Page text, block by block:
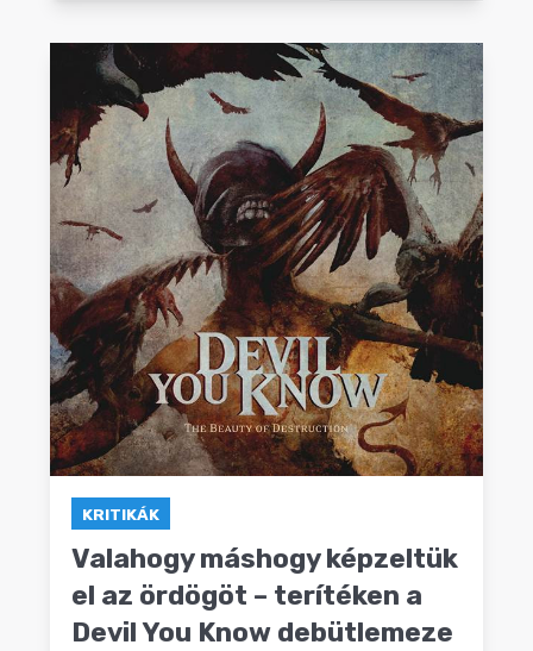
KRITIKÁK
Valahogy máshogy képzeltük
el az ördögöt – terítéken a
Devil You Know debütlemeze